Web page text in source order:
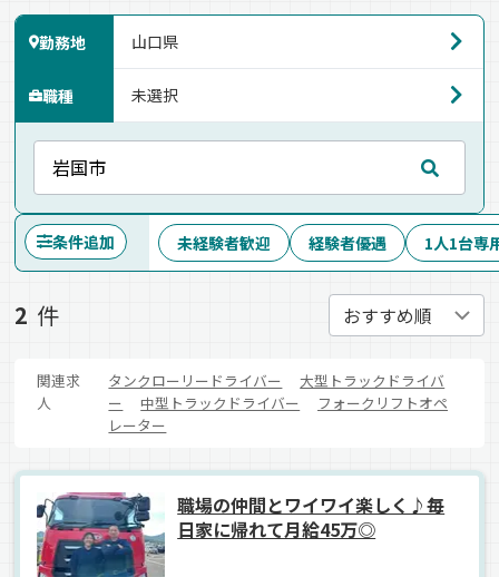
勤務地
職種
条件追加 未経験者歓迎 経験者優遇 1人1台専
2 件
関連求
人
タンクローリードライバー
大型トラックドライバ
ー
中型トラックドライバー
フォークリフトオペ
レーター
職場の仲間とワイワイ楽しく♪毎
日家に帰れて月給45万◎